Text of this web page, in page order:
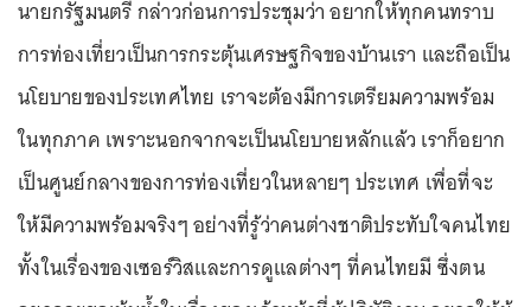
นายกรัฐมนตรี กล่าวก่อนการประชุมว่า อยากให้ทุกคนทราบ
การท่องเที่ยวเป็นการกระตุ้นเศรษฐกิจของบ้านเรา และถือเป็น
นโยบายของประเทศไทย เราจะต้องมีการเตรียมความพร้อม
ในทุกภาค เพราะนอกจากจะเป็นนโยบายหลักแล้ว เราก็อยาก
เป็นศูนย์กลางของการท่องเที่ยวในหลายๆ ประเทศ เพื่อที่จะ
ให้มีความพร้อมจริงๆ อย่างที่รู้ว่าคนต่างชาติประทับใจคนไทย
ทั้งในเรื่องของเซอร์วิสและการดูแลต่างๆ ที่คนไทยมี ซึ่งตน